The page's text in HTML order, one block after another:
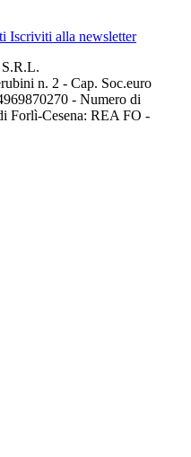
Iscriviti alla newsletter
n. 2 - Cap. Soc.euro
- Numero di
Forlì-Cesena: REA FO -